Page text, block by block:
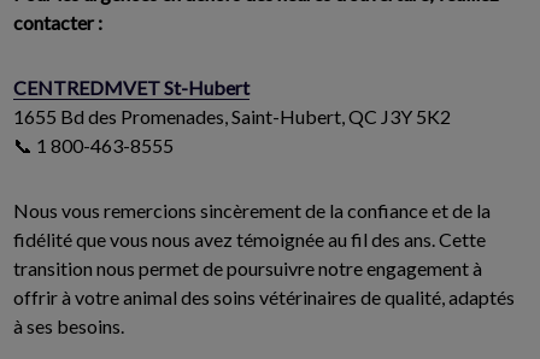
contacter :
CENTREDMVET St-Hubert
1655 Bd des Promenades, Saint-Hubert, QC J3Y 5K2
📞 1 800-463-8555
Nous vous remercions sincèrement de la confiance et de la
fidélité que vous nous avez témoignée au fil des ans. Cette
transition nous permet de poursuivre notre engagement à
offrir à votre animal des soins vétérinaires de qualité, adaptés
à ses besoins.